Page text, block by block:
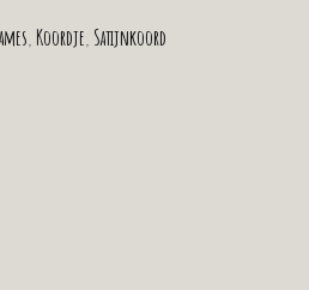
Koordje Satijnkoord